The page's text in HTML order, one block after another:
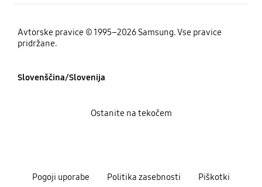
Avtorske pravice © 1995–2026 Samsung. Vse pravice
pridržane.
Slovenščina/Slovenija
Pogoji uporabe Politika zasebnosti Piškotki
Ostanite na tekočem